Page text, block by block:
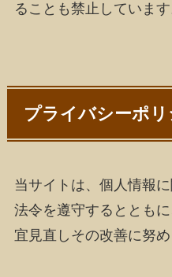
ることも禁止しています
プライバシーポ
当サイトは、個人情報
法令を遵守するととも
宜見直しその改善に努め